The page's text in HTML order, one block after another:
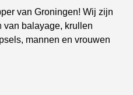
van Groningen! Wij zijn
van balayage, krullen
mannen en vrouwen